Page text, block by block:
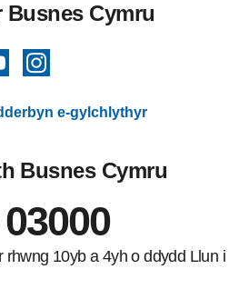
Cymru
YouTube
e-gylchlythyr
Busnes Cymru
rhwng 10yb a 4yh o ddydd Llun i